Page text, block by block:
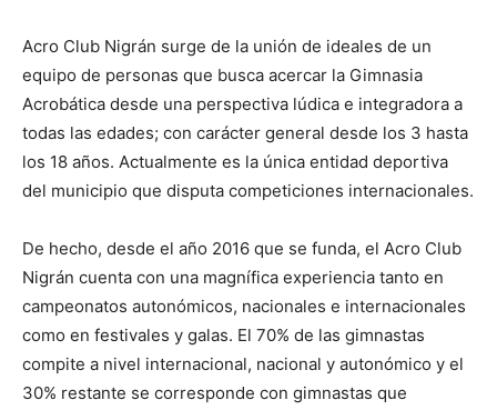
Acro Club Nigrán surge de la unión de ideales de un
equipo de personas que busca acercar la Gimnasia
Acrobática desde una perspectiva lúdica e integradora a
todas las edades; con carácter general desde los 3 hasta
los 18 años. Actualmente es la única entidad deportiva
del municipio que disputa competiciones internacionales.
De hecho, desde el año 2016 que se funda, el Acro Club
Nigrán cuenta con una magnífica experiencia tanto en
campeonatos autonómicos, nacionales e internacionales
como en festivales y galas. El 70% de las gimnastas
compite a nivel internacional, nacional y autonómico y el
30% restante se corresponde con gimnastas que